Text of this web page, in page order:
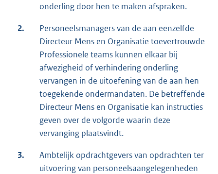
onderling door hen te maken afspraken.
2.
Personeelsmanagers van de aan eenzelfde
Directeur Mens en Organisatie toevertrouwde
Professionele teams kunnen elkaar bij
afwezigheid of verhindering onderling
vervangen in de uitoefening van de aan hen
toegekende ondermandaten. De betreffende
Directeur Mens en Organisatie kan instructies
geven over de volgorde waarin deze
vervanging plaatsvindt.
3.
Ambtelijk opdrachtgevers van opdrachten ter
uitvoering van personeelsaangelegenheden